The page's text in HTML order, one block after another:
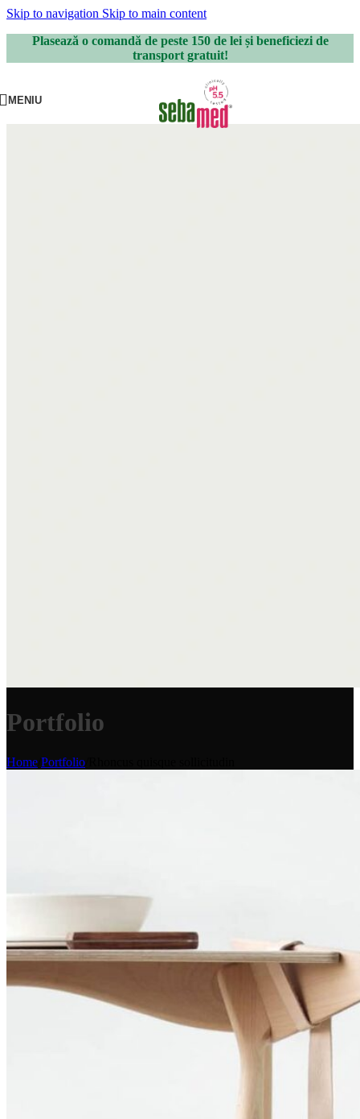
Skip to navigation Skip to main content
Plasează o comandă de peste 150 de lei și beneficiezi de
transport gratuit!
MENIU
Portfolio
Home Portfolio